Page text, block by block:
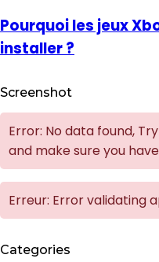
Pourquoi les jeux
installer ?
Screenshot
Error: No data found,
and make sure you
Erreur: Error validating
Categories